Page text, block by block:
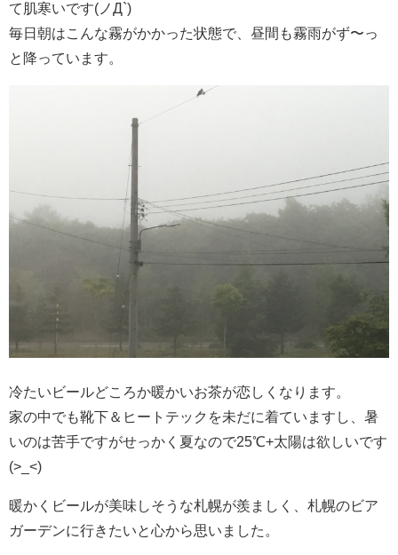
て肌寒いです(ノД`)
毎日朝はこんな霧がかかった状態で、昼間も霧雨がず〜っ
と降っています。
冷たいビールどころか暖かいお茶が恋しくなります。
家の中でも靴下＆ヒートテックを未だに着ていますし、暑
いのは苦手ですがせっかく夏なので25℃+太陽は欲しいです
(>_<)
暖かくビールが美味しそうな札幌が羨ましく、札幌のビア
ガーデンに行きたいと心から思いました。